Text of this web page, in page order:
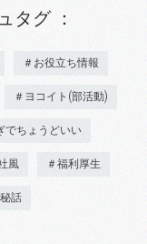
タグ ：
＃お役立ち情報
＃ヨコイト(部活動)
でちょうどいい
風 ＃福利厚生
話